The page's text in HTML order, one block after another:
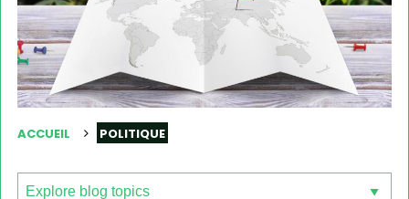
ACCUEIL POLITIQUE